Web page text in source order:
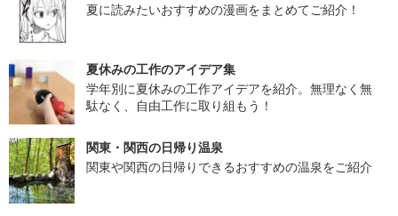
夏に読みたいおすすめの漫画をまとめてご紹介！
夏休みの工作のアイデア集
学年別に夏休みの工作アイデアを紹介。無理なく無
駄なく、自由工作に取り組もう！
関東・関西の日帰り温泉
関東や関西の日帰りできるおすすめの温泉をご紹介